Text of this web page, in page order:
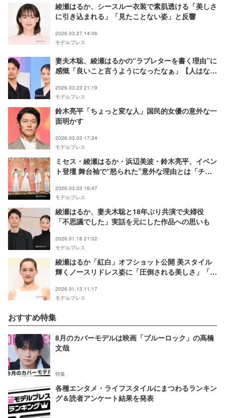
綾瀬はるか、シースルー衣装で素肌透ける「美しさ
に引き込まれる」「見たことない姿」と反響
2026.03.27 14:06
モデルプレス
妻夫木聡、綾瀬はるかの“ラブレターを書く理由”に
感慨「良いこと言うようになったなぁ」【人はなぜ
2026.03.23 21:19
モデルプレス
鈴木亮平「ちょっと変な人」国民的女優の意外な一
面明かす
2026.03.03 17:24
モデルプレス
ミセス・綾瀬はるか・浜辺美波・鈴木亮平、イベン
ト登壇 舞台袖で“怒られた”意外な理由とは「チー
2026.03.03 16:47
モデルプレス
綾瀬はるか、妻夫木聡と18年ぶり共演で夫婦役
「不思議でした」実話を元にした作品への思いも
2026.01.18 21:02
モデルプレス
綾瀬はるか「紅白」オフショット公開 美スタイル
輝くノースリドレス姿に「圧倒される美しさ」「エ
2026.01.13 11:17
モデルプレス
おすすめ特集
8月のカバーモデルは映画「ブルーロック」の高橋
文哉
特集
各種エンタメ・ライフスタイルにまつわるランキン
グ＆読者アンケート結果を発表